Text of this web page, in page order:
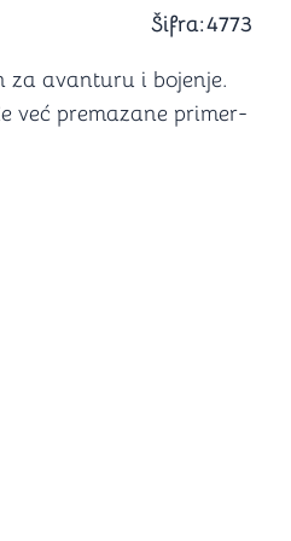
Šifra:4773
za avanturu i bojenje.
već premazane primer-